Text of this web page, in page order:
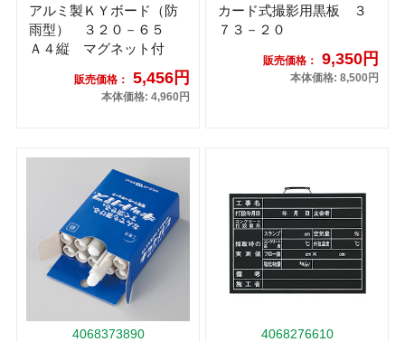
アルミ製ＫＹボード（防
雨型） ３２０－６５
Ａ４縦 マグネット付
販売価格： 5,456円
本体価格: 4,960円
カード式撮影用黒板 ３
７３－２０
販売価格： 9,350円
本体価格: 8,500円
4068373890 4068276610